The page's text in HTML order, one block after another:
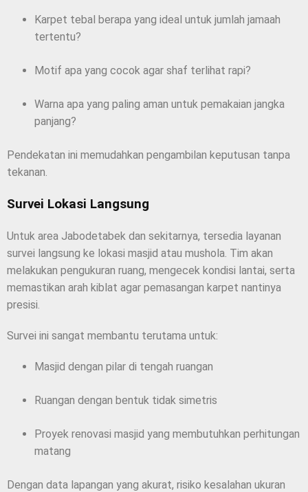
Karpet tebal berapa yang ideal untuk jumlah jamaah
tertentu?
Motif apa yang cocok agar shaf terlihat rapi?
Warna apa yang paling aman untuk pemakaian jangka
panjang?
Pendekatan ini memudahkan pengambilan keputusan tanpa
tekanan.
Survei Lokasi Langsung
Untuk area Jabodetabek dan sekitarnya, tersedia layanan
survei langsung ke lokasi masjid atau mushola. Tim akan
melakukan pengukuran ruang, mengecek kondisi lantai, serta
memastikan arah kiblat agar pemasangan karpet nantinya
presisi.
Survei ini sangat membantu terutama untuk:
Masjid dengan pilar di tengah ruangan
Ruangan dengan bentuk tidak simetris
Proyek renovasi masjid yang membutuhkan perhitungan
matang
Dengan data lapangan yang akurat, risiko kesalahan ukuran